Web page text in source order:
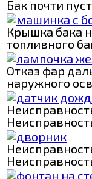
Бак почти
Крышка бака
топливного
Отказ фар
наружного